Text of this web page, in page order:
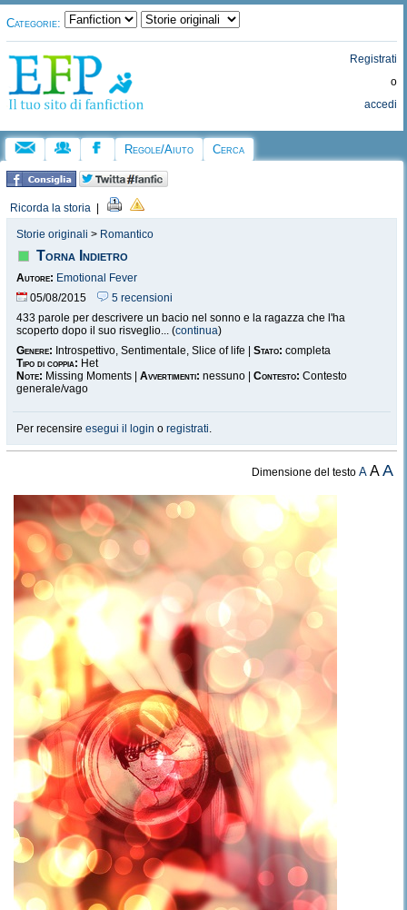
Categorie:
Registrati
o
accedi
Regole/Aiuto Cerca
Ricorda la storia
Storie originali > Romantico
Torna Indietro
Autore: Emotional Fever
05/08/2015
5 recensioni
433 parole per descrivere un bacio nel sonno e la ragazza che l'ha
scoperto dopo il suo risveglio... (continua)
Genere: Introspettivo, Sentimentale, Slice of life | Stato: completa
Tipo di coppia: Het
Note: Missing Moments | Avvertimenti: nessuno | Contesto: Contesto
generale/vago
Per recensire esegui il login o registrati.
Dimensione del testoA AA